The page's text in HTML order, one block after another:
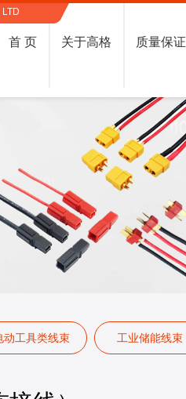
首 页 关于高格 质量保证
动工具类线束 工业储能线束